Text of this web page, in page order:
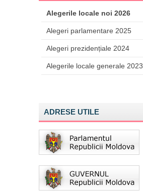
Alegerile locale noi 2026
Alegeri parlamentare 2025
Alegeri prezidențiale 2024
Alegerile locale generale 2023
ADRESE UTILE